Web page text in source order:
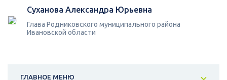
Суханова Александра Юрьевна
Глава Родниковского муниципального района
Ивановской области
ГЛАВНОЕ МЕНЮ